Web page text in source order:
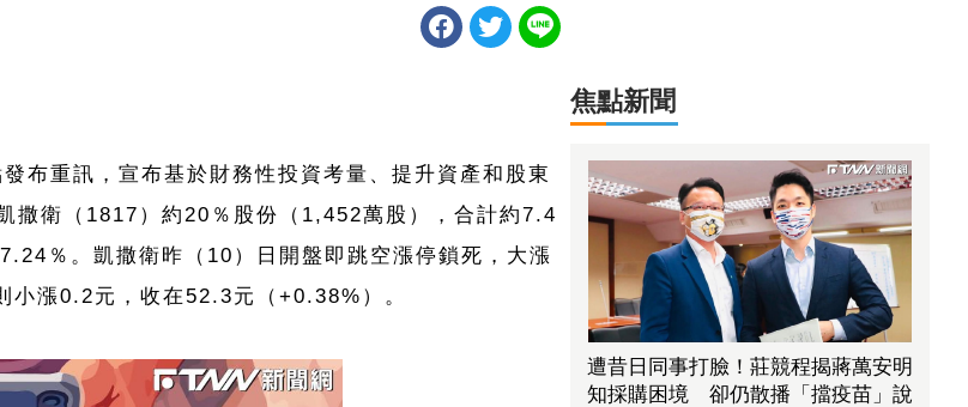
布重訊，宣布基於財務性投資考量、提升資產和股東
撒衛（1817）約20％股份（1,452萬股），合計約7.4
％。凱撒衛昨（10）日開盤即跳空漲停鎖死，大漲
漲0.2元，收在52.3元（+0.38%）。
焦點新聞
遭昔日同事打臉！莊競程揭蔣萬安明
知採購困境 卻仍散播「擋疫苗」說